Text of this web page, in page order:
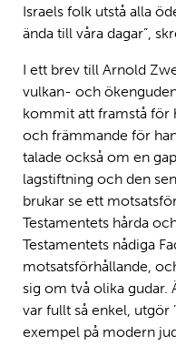
Israels folk utstå alla
ända till våra dagar”,
I ett brev till Arnold
vulkan- och
kommit att framstå för
och främmande för
talade också om en
lagstiftning och den
brukar se ett
Testamentets hårda
Testamentets nådiga
motsatsförhållande,
sig om två olika gudar.
var fullt så enkel, utgör
exempel på modern